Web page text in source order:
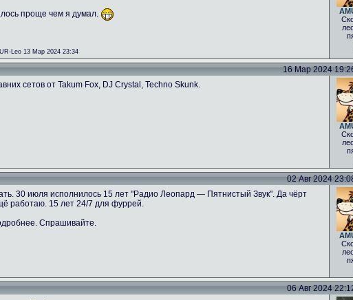
проще чем я думал.
Leo 13 Мар 2024 23:34
16 Мар 2024
сетов от Takum Fox, DJ Crystal, Techno Skunk.
02 Авг 2024
30 июля исполнилось 15 лет "Радио Леопард — Пятнистый Звук". Да чёрт
работаю. 15 лет 24/7 для фуррей.
Спрашивайте.
06 Авг 2024